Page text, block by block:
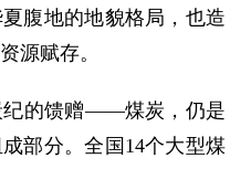
腹地的地貌格局，也造
源赋存。
的馈赠——煤炭，仍是
部分。全国14个大型煤